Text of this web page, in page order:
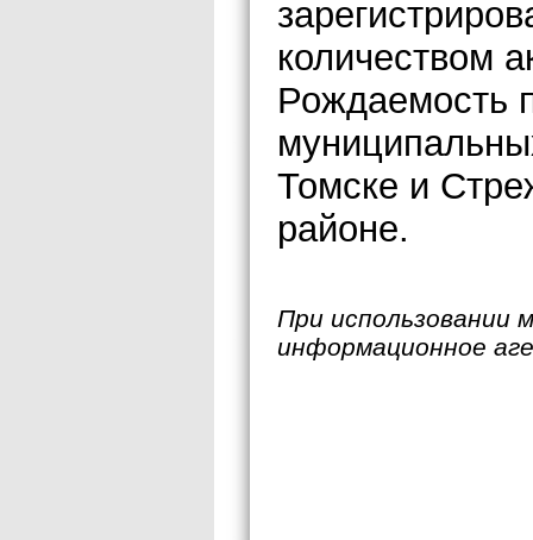
количеством
Рождаемость
Томске и
районе.
При использовании
информационное